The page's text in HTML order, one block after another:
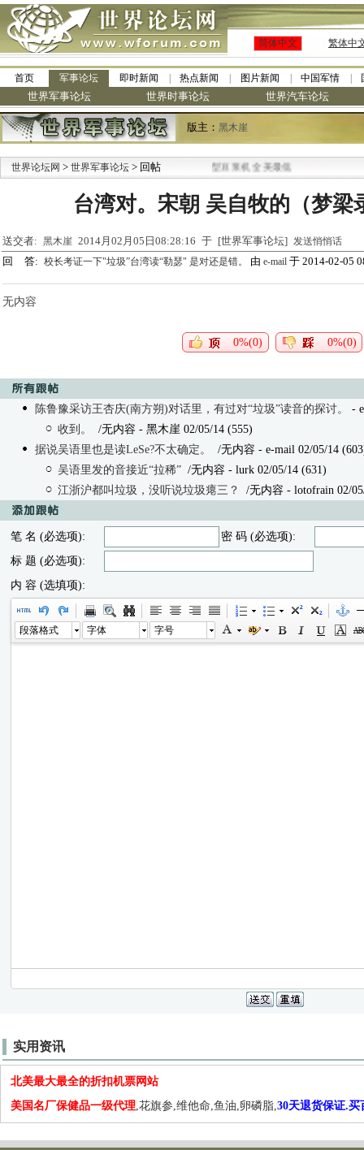
简体中文 繁体中
首页 军事论坛 即时新闻 热点新闻 图片新闻 中国军情
世界军事论坛 世界时事论坛 世界汽车论坛
版主： 黑木崖
世界论坛网 > 世界军事论坛 > 回帖
·九阳全新免清洗型豆浆机 全美最低
台湾对。宋朝 吴自牧的（梦梁
送交者: 黑木崖 2014月02月05日08:28:16 于 [世界军事论坛] 发送悄悄话
回 答: 校长考证一下"垃圾”台湾读“勒瑟" 是对还是错。 由 e-mail 于 2014-02-05
无内容
0%(0) 0%(0)
陈鲁豫采访王杏庆(南方朔)对话里，有过对“垃圾”读音的探讨。
-
收到。
/无内容 - 黑木崖 02/05/14 (555)
据说吴语里也是读LeSe?不太确定。
/无内容 - e-mail 02/05/14
吴语里发的音接近“拉稀” /无内容 - lurk 02/05/14 (631)
江浙沪都叫垃圾，没听说垃圾瘪三？
/无内容 - lotofrain 02/
笔 名 (必选项):
密 码 (必选项):
标 题 (必选项):
内 容 (选填项):
段落格式 字体 字号
实用资讯
北美最大最全的折扣机票网站
美国名厂保健品一级代理,花旗参,维他命,鱼油,卵磷脂,30天退货保证.买